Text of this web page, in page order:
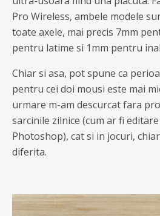
Pro Wireless, ambele modele
toate axele, mai precis 7mm
pentru latime si 1mm pentru
Chiar si asa, pot spune ca
pentru cei doi mousi este mai
urmare m-am descurcat fara
sarcinile zilnice (cum ar fi
Photoshop), cat si in jocuri,
diferita.